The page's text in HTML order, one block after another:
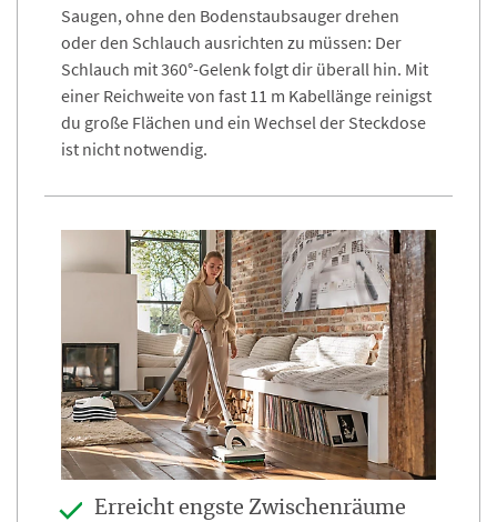
Saugen, ohne den Bodenstaubsauger drehen
oder den Schlauch ausrichten zu müssen: Der
Schlauch mit 360°-Gelenk folgt dir überall hin. Mit
einer Reichweite von fast 11 m Kabellänge reinigst
du große Flächen und ein Wechsel der Steckdose
ist nicht notwendig.
Erreicht engste Zwischenräume